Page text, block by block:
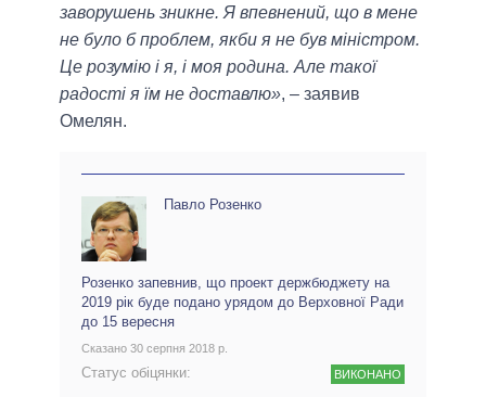
заворушень зникне. Я впевнений, що в мене
не було б проблем, якби я не був міністром.
Це розумію і я, і моя родина. Але такої
радості я їм не доставлю», – заявив
Омелян.
Павло Розенко
Розенко запевнив, що проект держбюджету на
2019 рік буде подано урядом до Верховної Ради
до 15 вересня
Сказано 30 серпня 2018 р.
Статус обіцянки: ВИКОНАНО